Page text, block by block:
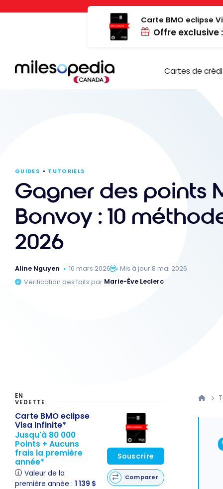
Panneau de gestion des cookies
Carte BMO eclipse
Offre exclusive
Cartes de
GUIDES TUTORIELS
Gagner des points
Bonvoy : 10
2026
Aline Nguyen 16 mars 2026
Mis à jour 8 mai 2026
Vérification des faits par Marie-Ève Leclerc
EN
VEDETTE
Carte BMO eclipse
Visa Infinite*
Jusqu'à 80 000
Points + Aucuns
frais la première
année*
Valeur de la
première année : 1 139 $
Souscrire
Comparer